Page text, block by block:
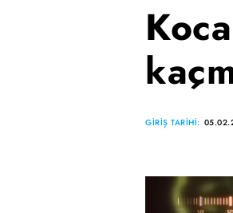
GİRİŞ TARİHİ: